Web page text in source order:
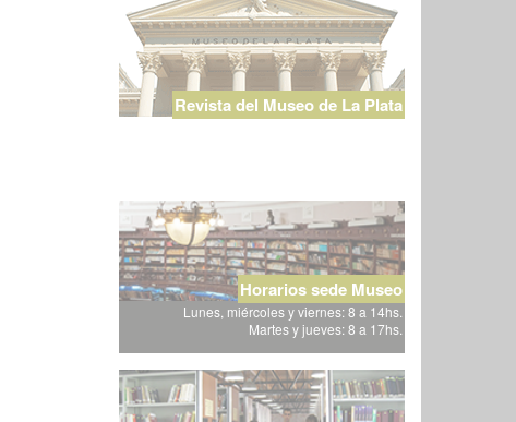
Revista del Museo de La Plata
Horarios sede Museo
Lunes, miércoles y viernes: 8 a 14hs.
Martes y jueves: 8 a 17hs.